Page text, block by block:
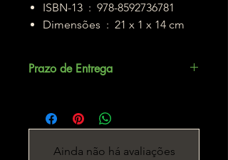
ISBN-13 ‏ : ‎ 978-8592736781
Dimensões ‏ : ‎ 21 x 1 x 14 cm
Prazo de Entrega
Ainda não há avaliações